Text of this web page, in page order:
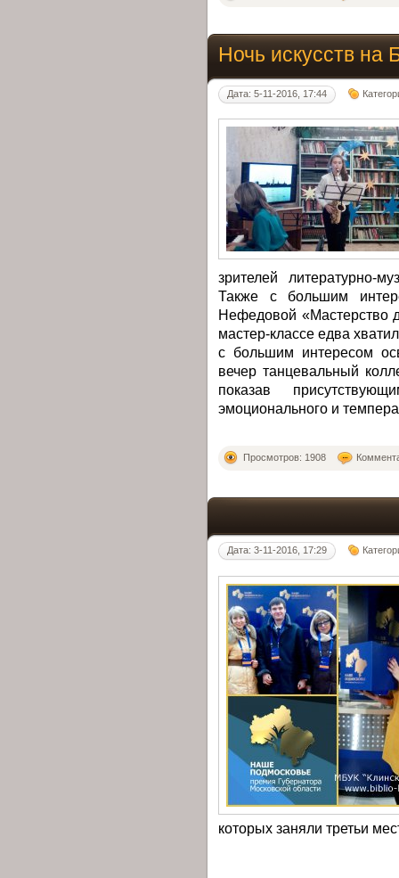
Ночь искусств на
Дата: 5-11-2016, 17:44
зрителей литературно-
Также с большим
Нефедовой «Мастерство
мастер-классе едва
с большим интересом
вечер танцевальный
показав
эмоционального и
Просмотров: 1908
Дата: 3-11-2016, 17:29
которых заняли третьи